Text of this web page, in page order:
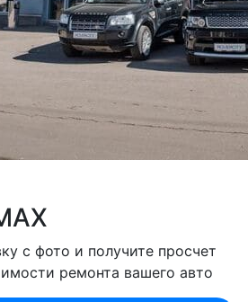
с фото и получите просчет
ремонта вашего авто